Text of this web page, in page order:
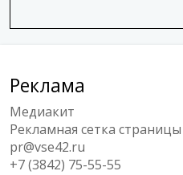
Реклама
Медиакит
Рекламная сетка страницы
pr@vse42.ru
+7 (3842) 75-55-55